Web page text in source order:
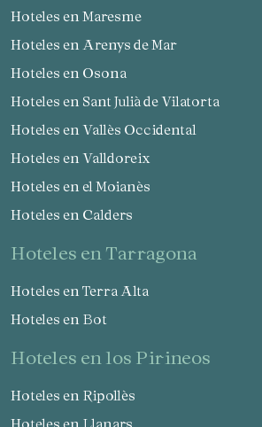
Hoteles en Maresme
Hoteles en Arenys de Mar
Hoteles en Osona
Hoteles en Sant Julià de Vilatorta
Hoteles en Vallès Occidental
Hoteles en Valldoreix
Hoteles en el Moianès
Hoteles en Calders
hoteles en Tarragona
Hoteles en Terra Alta
Hoteles en Bot
hoteles en los Pirineos
Hoteles en Ripollès
Hoteles en Llanars